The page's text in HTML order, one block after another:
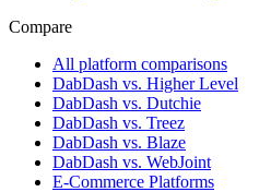
Compare
All platform comparisons
DabDash vs. Higher Level
DabDash vs. Dutchie
DabDash vs. Treez
DabDash vs. Blaze
DabDash vs. WebJoint
E-Commerce Platforms